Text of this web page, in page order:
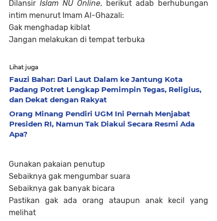
Dilansir Islam NU Online, berikut adab berhubungan
intim menurut Imam Al-Ghazali:
Gak menghadap kiblat
Jangan melakukan di tempat terbuka
Lihat juga
Fauzi Bahar: Dari Laut Dalam ke Jantung Kota
Padang Potret Lengkap Pemimpin Tegas, Religius,
dan Dekat dengan Rakyat
Orang Minang Pendiri UGM Ini Pernah Menjabat
Presiden RI, Namun Tak Diakui Secara Resmi Ada
Apa?
Gunakan pakaian penutup
Sebaiknya gak mengumbar suara
Sebaiknya gak banyak bicara
Pastikan gak ada orang ataupun anak kecil yang
melihat